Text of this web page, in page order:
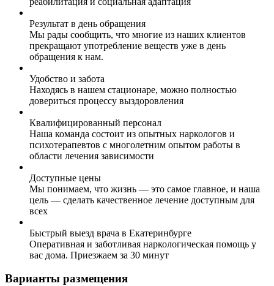
Результат в день обращения
Мы рады сообщить, что многие из наших клиентов
прекращают употребление веществ уже в день
обращения к нам.
Удобство и забота
Находясь в нашем стационаре, можно полностью
довериться процессу выздоровления
Квалифицированный персонал
Наша команда состоит из опытных наркологов и
психотерапевтов с многолетним опытом работы в
области лечения зависимости
Доступные цены
Мы понимаем, что жизнь — это самое главное, и наша
цель — сделать качественное лечение доступным для
всех
Быстрый выезд врача в Екатеринбурге
Оперативная и заботливая наркологическая помощь у
вас дома. Приезжаем за 30 минут
Варианты размещения